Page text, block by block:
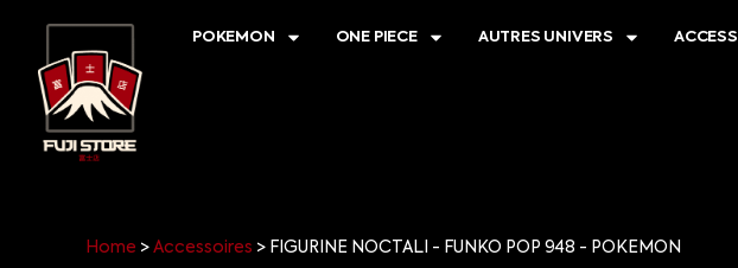
POKEMON ONE PIECE AUTRES UNIVERS
Home > Accessoires > FIGURINE NOCTALI - FUNKO POP 948 - POKEMON